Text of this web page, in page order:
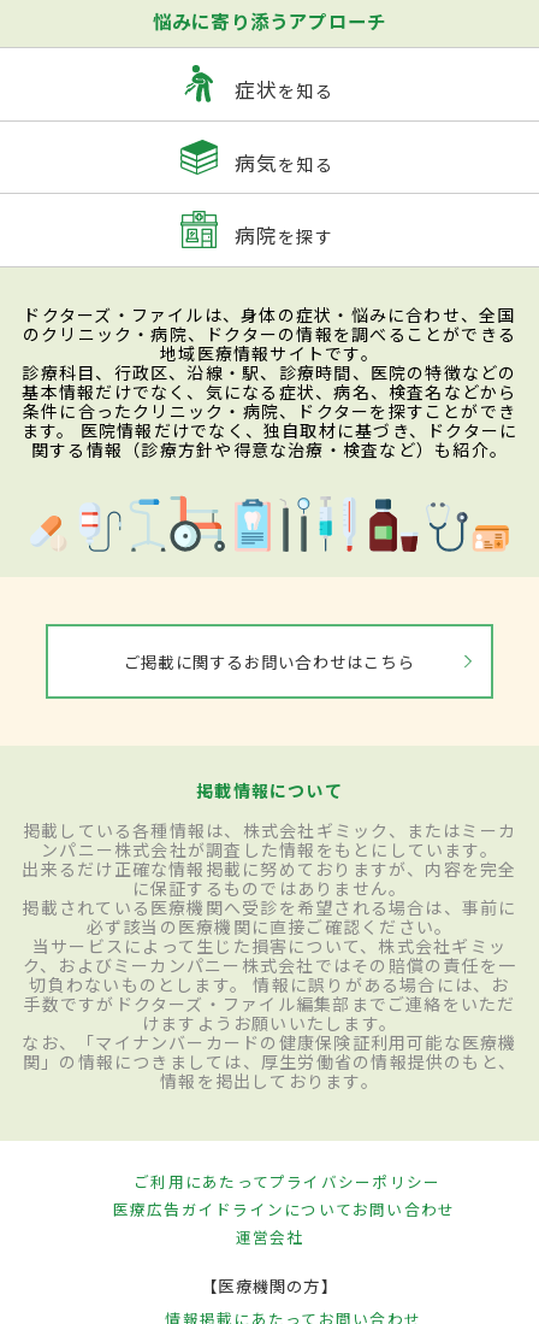
悩みに寄り添うアプローチ
症状を知る
病気を知る
病院を探す
ドクターズ・ファイルは、身体の症状・悩みに合わせ、全国
のクリニック・病院、ドクターの情報を調べることができる
地域医療情報サイトです。
診療科目、行政区、沿線・駅、診療時間、医院の特徴などの
基本情報だけでなく、気になる症状、病名、検査名などから
条件に合ったクリニック・病院、ドクターを探すことができ
ます。 医院情報だけでなく、独自取材に基づき、ドクターに
関する情報（診療方針や得意な治療・検査など）も紹介。
ご掲載に関するお問い合わせはこちら
掲載情報について
掲載している各種情報は、株式会社ギミック、またはミーカ
ンパニー株式会社が調査した情報をもとにしています。
出来るだけ正確な情報掲載に努めておりますが、内容を完全
に保証するものではありません。
掲載されている医療機関へ受診を希望される場合は、事前に
必ず該当の医療機関に直接ご確認ください。
当サービスによって生じた損害について、株式会社ギミッ
ク、およびミーカンパニー株式会社ではその賠償の責任を一
切負わないものとします。 情報に誤りがある場合には、お
手数ですがドクターズ・ファイル編集部までご連絡をいただ
けますようお願いいたします。
なお、「マイナンバーカードの健康保険証利用可能な医療機
関」の情報につきましては、厚生労働省の情報提供のもと、
情報を掲出しております。
ご利用にあたってプライバシーポリシー
医療広告ガイドラインについてお問い合わせ
運営会社
【医療機関の方】
情報掲載にあたって お問い合わせ